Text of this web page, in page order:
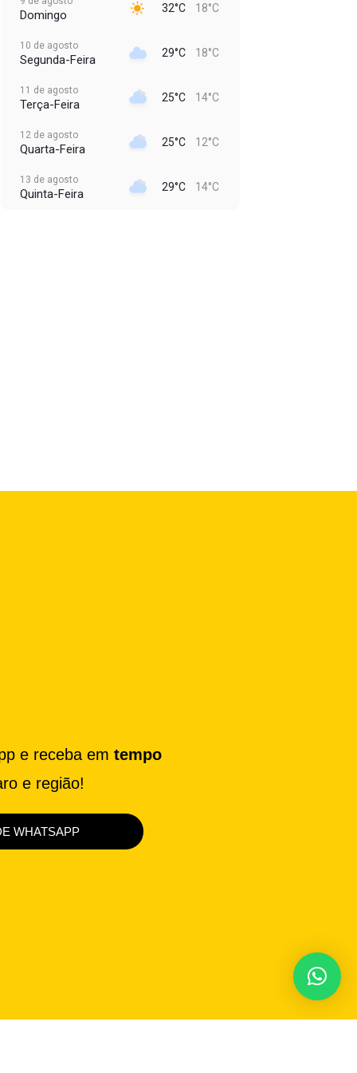
Domingo 32°C 18°C
10 de agosto
Segunda-Feira 29°C 18°C
11 de agosto
Terça-Feira 25°C 14°C
12 de agosto
Quarta-Feira 25°C 12°C
13 de agosto
Quinta-Feira 29°C 14°C
e receba em tempo
e região!
WHATSAPP